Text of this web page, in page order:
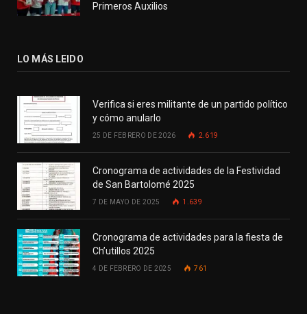
Primeros Auxilios
LO MÁS LEIDO
Verifica si eres militante de un partido político
y cómo anularlo
25 DE FEBRERO DE 2026 2.619
Cronograma de actividades de la Festividad
de San Bartolomé 2025
7 DE MAYO DE 2025 1.639
Cronograma de actividades para la fiesta de
Ch’utillos 2025
4 DE FEBRERO DE 2025 761